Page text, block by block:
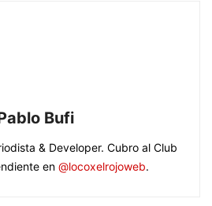
Bufi
& Developer. Cubro al Club
en @locoxelrojoweb.